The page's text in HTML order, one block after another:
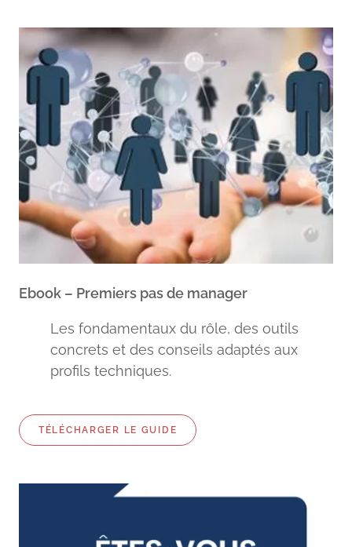
Ebook – Premiers pas de manager
Les fondamentaux du rôle, des outils
concrets et des conseils adaptés aux
profils techniques.
TÉLÉCHARGER LE GUIDE